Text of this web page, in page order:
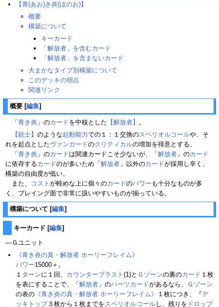
【青(あお)き炎(ほのお)】
概要
構築について
キーカード
「解放者」を含むカード
「解放者」を含まないカード
大まかなタイプ別構築について
このデッキの弱点
関連リンク
概要 [編集]
「 青き炎 」のカードを中核とした 【解放者】 。
【銃士】 のような起動能力での１：１交換のスペリオルコールや、そ
れを起点としたヴァンガードのクリティカルの増加を得意とする。
「 青き炎 」のカードは関連カードこそ少ないが、「 解放者 」のカード
に依存するカードのが多いため「 解放者 」以外のカードが採用し辛く、
構築の自由度が低い。
また、
コスト が軽めな上に個々のカードのパワー も十分なものが多
く、プレイング面で非常に扱いやすいものが揃っている。
構築について [編集]
キーカード [編集]
―Ｇユニット
《青き炎の真・解放者 ホーリーフレイム》
パワー15000＋。
１ ターンに１回、 カウンターブラスト (1)と Ｇゾーンの裏のカード １枚
を表にすることで、「 解放者 」のハーツカードがあるなら、
Ｇゾーン
の表の 《青き炎の真・解放者 ホーリーフレイム》 １枚につき、『デ
ッキトップ３枚から１枚までをスペリオルコールし、残りを ドロップ